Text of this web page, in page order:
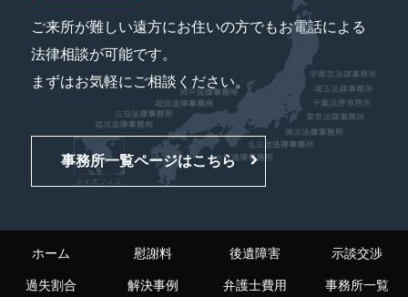
ご来所が難しい遠方にお住いの方でもお電話による
法律相談が可能です。
まずはお気軽にご相談ください。
事務所一覧ページはこちら
ホーム 慰謝料 後遺障害 示談交渉
過失割合 解決事例 弁護士費用 事務所一覧